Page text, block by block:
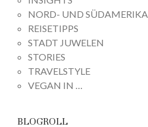
NORD- UND SÜDAMERIKA
REISETIPPS
STADT JUWELEN
STORIES
TRAVELSTYLE
VEGAN IN …
BLOGROLL